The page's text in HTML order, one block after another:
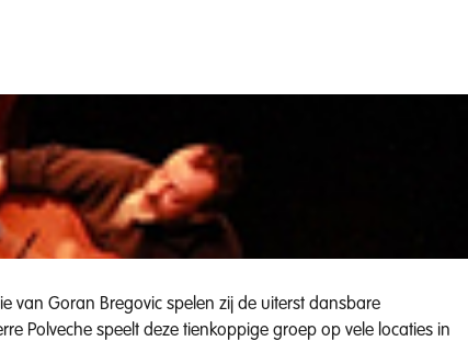
van Goran Bregovic spelen zij de uiterst dansbare
Polveche speelt deze tienkoppige groep op vele locaties in